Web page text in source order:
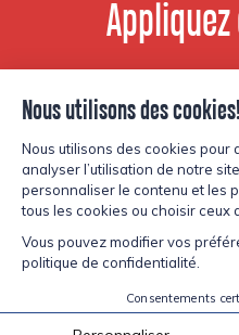
Voir les
© Copyright Lesters 2026